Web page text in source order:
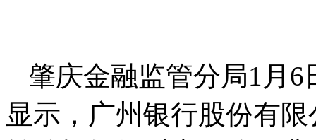
肇庆金融监管分局1月
显示，广州银行股份有